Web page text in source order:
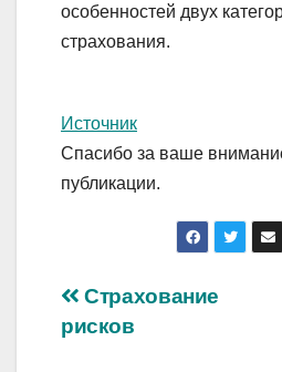
особенностей двух
страхования.
Источник
Спасибо за ваше
публикации.
Навигация
по
Страхование
рисков